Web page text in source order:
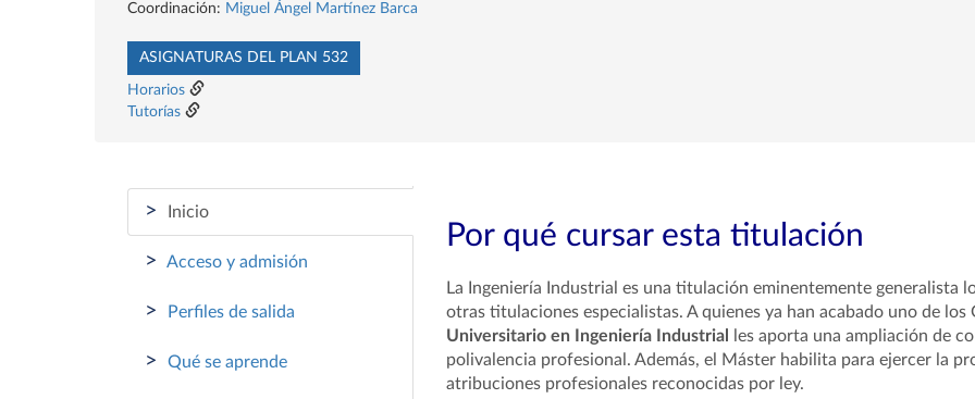
Coordinación: Miguel Ángel Martínez Barca
ASIGNATURAS DEL PLAN 532
Horarios
Tutorías
> Inicio
> Acceso y admisión
> Perfiles de salida
> Qué se aprende
Por qué cursar esta titulación
La Ingeniería Industrial es una titulación eminentemente generalista
otras titulaciones especialistas. A quienes ya han acabado uno de
Universitario en Ingeniería Industrial
les aporta una ampliación de
polivalencia profesional. Además, el Máster habilita para ejercer la
atribuciones profesionales reconocidas por ley.